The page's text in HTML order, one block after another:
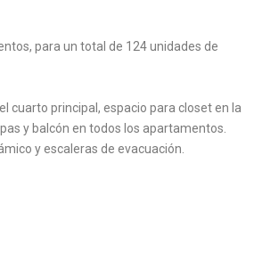
para un total de 124 unidades de
cuarto principal, espacio para closet en la
y balcón en todos los apartamentos.
y escaleras de evacuación.